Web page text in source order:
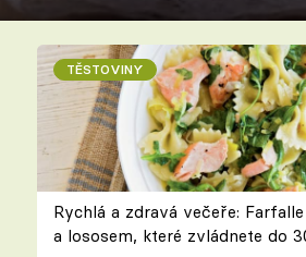
TĚSTOVINY
Rychlá a zdravá večeře:
a lososem, které zvládnete do